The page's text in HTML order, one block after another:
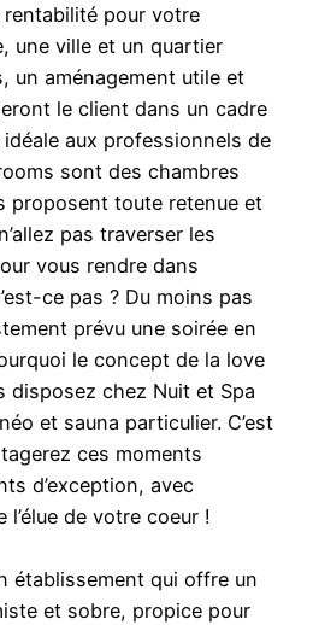
pour votre
une ville et un quartier
un aménagement utile et
le client dans un cadre
aux professionnels de
sont des chambres
proposent toute retenue et
pas traverser les
vous rendre dans
ce pas ? Du moins pas
prévu une soirée en
le concept de la love
disposez chez Nuit et Spa
et sauna particulier. C’est
ces moments
d’exception, avec
l’élue de votre coeur !
établissement qui offre un
et sobre, propice pour